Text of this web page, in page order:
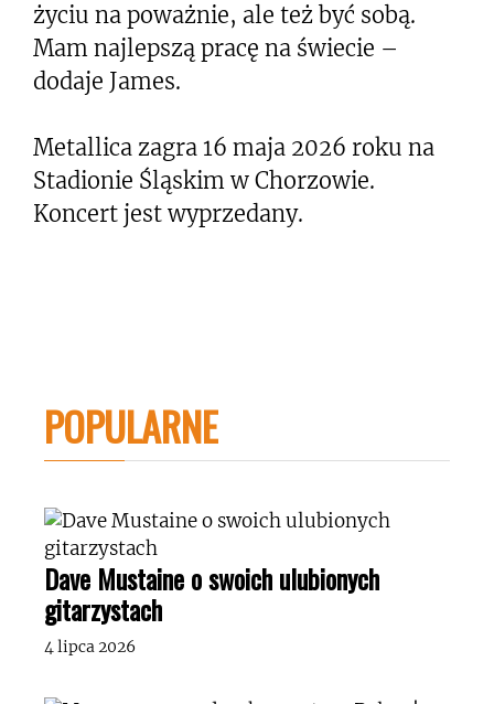
życiu na poważnie, ale też być sobą.
Mam najlepszą pracę na świecie –
dodaje James.
Metallica zagra 16 maja 2026 roku na
Stadionie Śląskim w Chorzowie.
Koncert jest wyprzedany.
POPULARNE
Dave Mustaine o swoich ulubionych
gitarzystach
4 lipca 2026